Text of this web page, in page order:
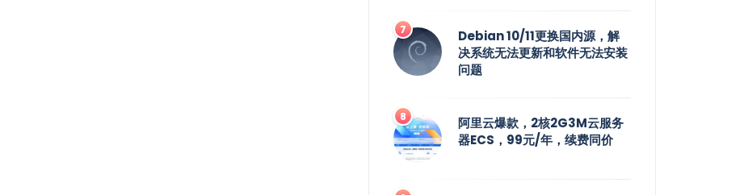
Debian 10/11更换国内源，解
决系统无法更新和软件无法安装
问题
阿里云爆款，2核2G3M云服务
器ECS，99元/年，续费同价